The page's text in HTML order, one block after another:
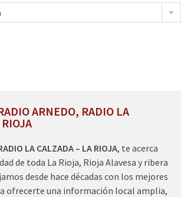
ARNEDO, RADIO LA
LA CALZADA – LA RIOJA, te acerca
de toda La Rioja, Rioja Alavesa y ribera
desde hace décadas con los mejores
ofrecerte una información local amplia,